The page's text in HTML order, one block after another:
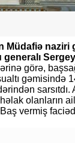
Müdafiə
görə,
gəmisində
olanların
Baş vermiş